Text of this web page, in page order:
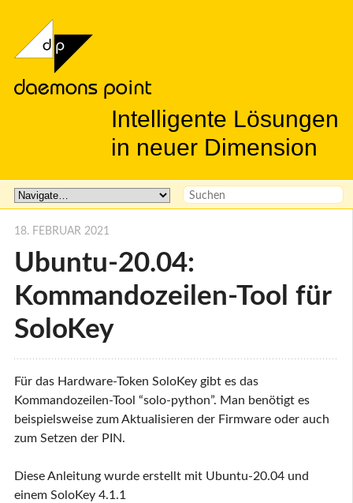
Intelligente Lösungen
in neuer Dimension
Ubuntu-20.04:
Kommandozeilen-Tool für
SoloKey
18. FEBRUAR 2021
Für das Hardware-Token SoloKey gibt es das
Kommandozeilen-Tool “solo-python”. Man benötigt es
beispielsweise zum Aktualisieren der Firmware oder auch
zum Setzen der PIN.
Diese Anleitung wurde erstellt mit Ubuntu-20.04 und
einem SoloKey 4.1.1